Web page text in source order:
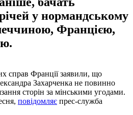
у нормандському
Францією,
справ Франції заявили, що
Захарченка не повинно
сторін за мінськими угодами.
повідомляє прес-служба